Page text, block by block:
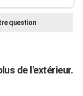
question
de l'extérieur.